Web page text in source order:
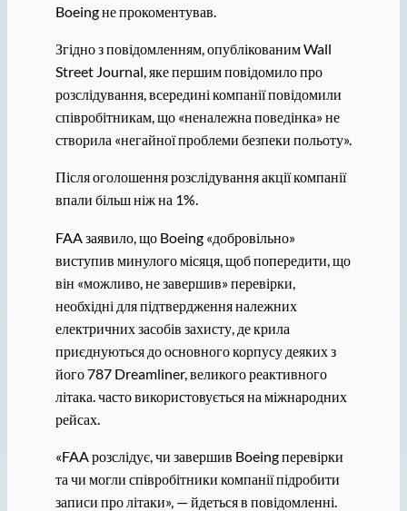
Boeing не прокоментував.
Згідно з повідомленням, опублікованим Wall
Street Journal, яке першим повідомило про
розслідування, всередині компанії повідомили
співробітникам, що «неналежна поведінка» не
створила «негайної проблеми безпеки польоту».
Після оголошення розслідування акції компанії
впали більш ніж на 1%.
FAA заявило, що Boeing «добровільно»
виступив минулого місяця, щоб попередити, що
він «можливо, не завершив» перевірки,
необхідні для підтвердження належних
електричних засобів захисту, де крила
приєднуються до основного корпусу деяких з
його 787 Dreamliner, великого реактивного
літака. часто використовується на міжнародних
рейсах.
«FAA розслідує, чи завершив Boeing перевірки
та чи могли співробітники компанії підробити
записи про літаки», — йдеться в повідомленні.